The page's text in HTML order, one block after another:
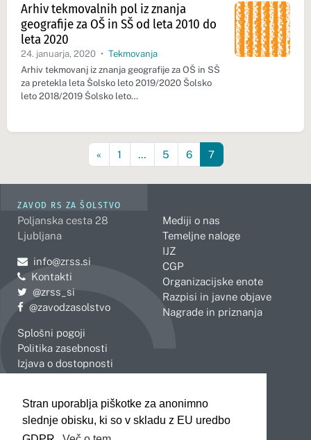
Stran uporablja piškotke za anonimno
slednje obisku, ki so v skladu z EU uredbo
Arhiv tekmovalnih pol iz znanja
geografije za OŠ in SŠ od leta 2010 do
leta 2020
24. januarja, 2020 • Tekmovanja
Arhiv tekmovanj iz znanja geografije za OŠ in SŠ
za pretekla leta Šolsko leto 2019/2020 Šolsko
leto 2018/2019 Šolsko leto…
« 1 … 5 6 7
ZAVOD RS ZA ŠOLSTVO
Poljanska cesta 28
Ljubljana
Pošljite e-mail na
info@zrss.si
Kontakti
Pojdite na Twitter:
@zrss_si
Pojdite na Facebook:
@zavodzasolstvo
Splošni pogoji
Politika zasebnosti
Izjava o dostopnosti
Mediji o nas
Temeljne naloge
IJZ
CGP
Organizacijske enote
Razpisi in javne objave
Nagrade in priznanja
Celje
Koper
Kranj
Novo mesto
Slovenj Gradec